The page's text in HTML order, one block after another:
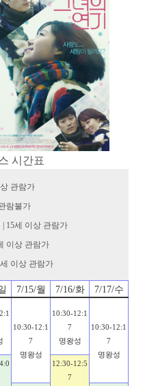
시간표
관람가
람불가
| 15세 이상 관람가
이상 관람가
이상 관람가
7/15/월 7/16/화 7/17/수
10:30-12:1
7
명왕성
10:30-12:1
7
명왕성
10:30-12:1
7
명왕성
12:30-12:5
7